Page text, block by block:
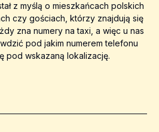
z myślą o mieszkańcach polskich
czy gościach, którzy znajdują się
zna numery na taxi, a więc u nas
pod jakim numerem telefonu
pod wskazaną lokalizację.